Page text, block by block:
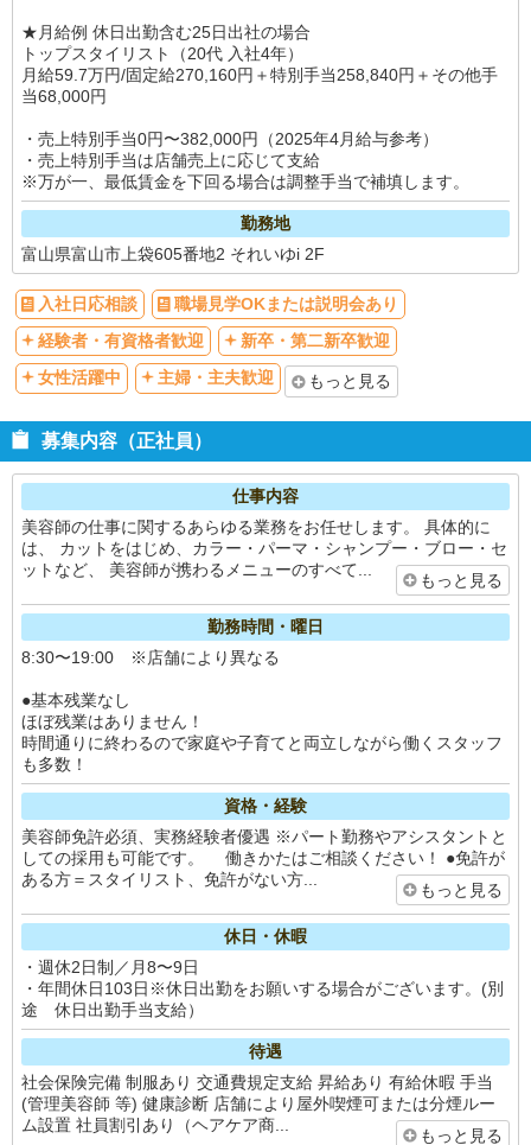
★月給例 休日出勤含む25日出社の場合
トップスタイリスト（20代 入社4年）
月給59.7万円/固定給270,160円＋特別手当258,840円＋その他手
当68,000円
・売上特別手当0円〜382,000円（2025年4月給与参考）
・売上特別手当は店舗売上に応じて支給
※万が一、最低賃金を下回る場合は調整手当で補填します。
勤務地
富山県富山市上袋605番地2 それいゆi 2F
入社日応相談
職場見学OKまたは説明会あり
経験者・有資格者歓迎
新卒・第二新卒歓迎
女性活躍中
主婦・主夫歓迎 もっと見る
募集内容（正社員）
仕事内容
美容師の仕事に関するあらゆる業務をお任せします。 具体的に
は、 カットをはじめ、カラー・パーマ・シャンプー・ブロー・セ
ットなど、 美容師が携わるメニューのすべて...
もっと見る
勤務時間・曜日
8:30〜19:00 ※店舗により異なる
●基本残業なし
ほぼ残業はありません！
時間通りに終わるので家庭や子育てと両立しながら働くスタッフ
も多数！
資格・経験
美容師免許必須、実務経験者優遇 ※パート勤務やアシスタントと
しての採用も可能です。 働きかたはご相談ください！ ●免許が
ある方＝スタイリスト、免許がない方...
もっと見る
休日・休暇
・週休2日制／月8〜9日
・年間休日103日※休日出勤をお願いする場合がございます。(別
途 休日出勤手当支給）
待遇
社会保険完備 制服あり 交通費規定支給 昇給あり 有給休暇 手当
(管理美容師 等) 健康診断 店舗により屋外喫煙可または分煙ルー
ム設置 社員割引あり（ヘアケア商...
もっと見る